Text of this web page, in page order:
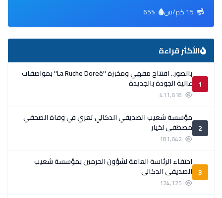
الأكثر قراءة
1
بالصور.. افتتاح مقهي ومخبزة ''La Ruche Doreé'' بمواصفات
عالية الجودة بالجديدة
2
مؤسسة شعيب الصديقي الدكالي تعزي في وفاة الصحفي
مصطفى لخيار
3
احتفاء الرئاسة العامة لشؤون الحرمين بمؤسسة شعيب
الصديقي الدكالي